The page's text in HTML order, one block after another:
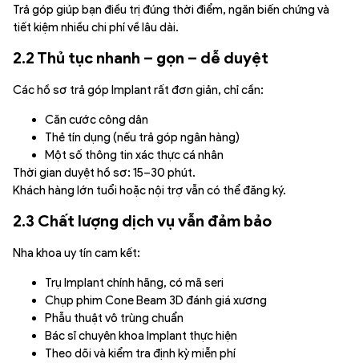
Trả góp giúp bạn điều trị đúng thời điểm, ngăn biến chứng và
tiết kiệm nhiều chi phí về lâu dài.
2.2 Thủ tục nhanh – gọn – dễ duyệt
Các hồ sơ trả góp Implant rất đơn giản, chỉ cần:
Căn cước công dân
Thẻ tín dụng (nếu trả góp ngân hàng)
Một số thông tin xác thực cá nhân
Thời gian duyệt hồ sơ: 15–30 phút.
Khách hàng lớn tuổi hoặc nội trợ vẫn có thể đăng ký.
2.3 Chất lượng dịch vụ vẫn đảm bảo
Nha khoa uy tín cam kết:
Trụ Implant chính hãng, có mã seri
Chụp phim Cone Beam 3D đánh giá xương
Phẫu thuật vô trùng chuẩn
Bác sĩ chuyên khoa Implant thực hiện
Theo dõi và kiểm tra định kỳ miễn phí